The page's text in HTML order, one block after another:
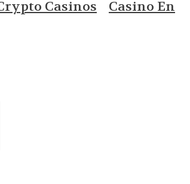
Casinos Casino En